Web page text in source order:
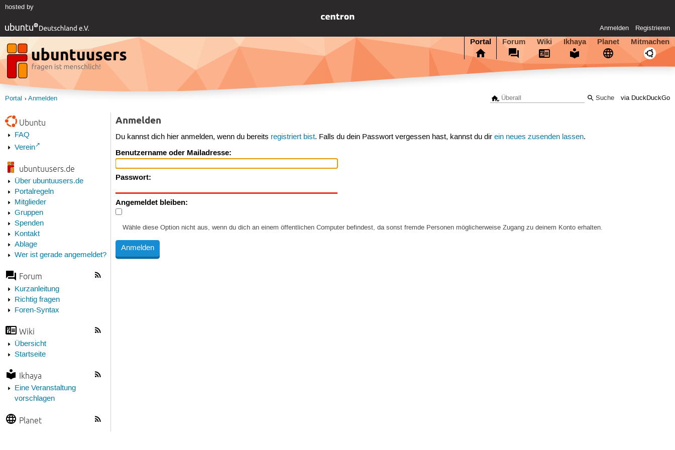
hosted by
Anmelden Registrieren
Portal Forum Wiki Ikhaya Planet Mitmachen
via DuckDuckGo
Portal Anmelden
Ubuntu
FAQ
Verein
ubuntuusers.de
Über ubuntuusers.de
Portalregeln
Mitglieder
Gruppen
Spenden
Kontakt
Ablage
Wer ist gerade angemeldet?
Forum
Kurzanleitung
Richtig fragen
Foren-Syntax
Wiki
Übersicht
Startseite
Ikhaya
Eine Veranstaltung
vorschlagen
Planet
Anmelden
Du kannst dich hier anmelden, wenn du bereits registriert bist. Falls du dein Passwort vergessen hast, kannst du direin neues zusenden lassen.
Benutzername oder Mailadresse:
Passwort:
Angemeldet bleiben:
Wähle diese Option nicht aus, wenn du dich an einem öffentlichen Computer befindest, da sonst fremde Personen möglicherweise Zugang zu deinem Konto erhalten.